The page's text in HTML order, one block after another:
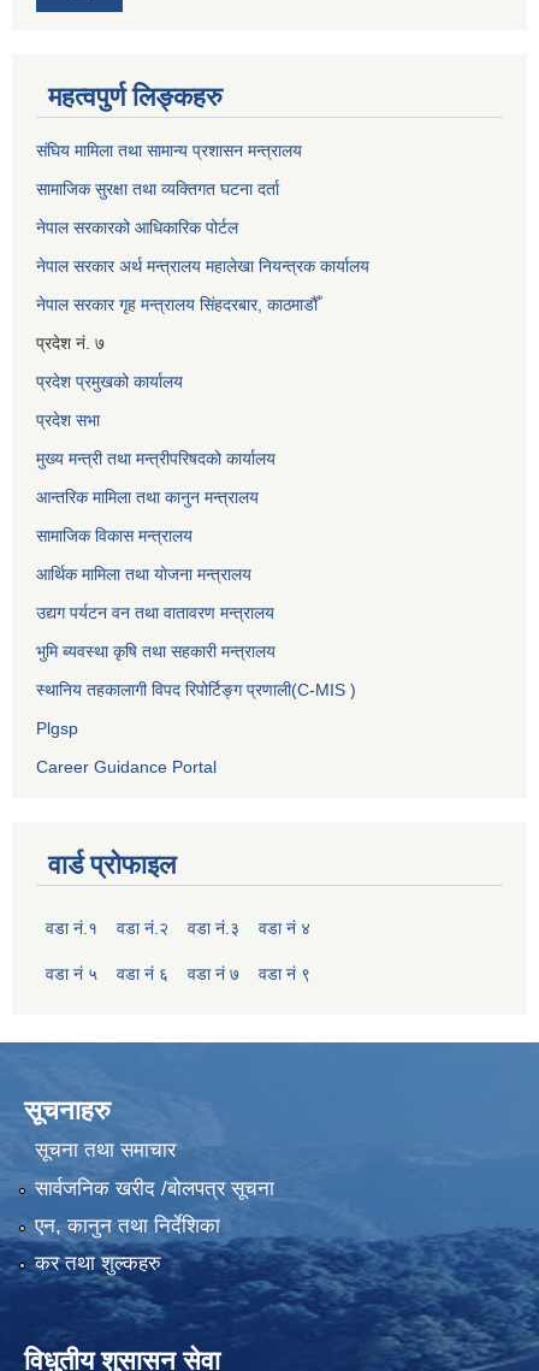
महत्वपुर्ण लिङ्कहरु
संघिय मामिला तथा सामान्य प्रशासन मन्त्रालय
सामाजिक सुरक्षा तथा व्यक्तिगत घटना दर्ता
नेपाल सरकारको आधिकारिक पोर्टल
नेपाल सरकार अर्थ मन्त्रालय महालेखा नियन्त्रक कार्यालय
नेपाल सरकार गृह मन्त्रालय सिंहदरबार, काठमाडौँ
प्रदेश नं. ७
प्रदेश प्रमुखको कार्यालय
प्रदेश सभा
मुख्य मन्त्री तथा मन्त्रीपरिषदको कार्यालय
आन्तरिक मामिला तथा कानुन मन्त्रालय
सामाजिक विकास मन्त्रालय
आर्थिक मामिला तथा योजना मन्त्रालय
उद्यग पर्यटन वन तथा वातावरण मन्त्रालय
भुमि ब्यवस्था कृषि तथा सहकारी मन्त्रालय
स्थानिय तहकालागी विपद रिपोर्टिङ्ग प्रणाली(C-MIS )
Plgsp
Career Guidance Portal
वार्ड प्रोफाइल
वडा नं.१ वडा नं.२ वडा नं.३ वडा नं ४
वडा नं ५ वडा नं ६ वडा नं ७ वडा नं ९
सूचनाहरु
सूचना तथा समाचार
सार्वजनिक खरीद /बोलपत्र सूचना
एन, कानुन तथा निर्देशिका
कर तथा शुल्कहरु
विधुतीय शुसासन सेवा